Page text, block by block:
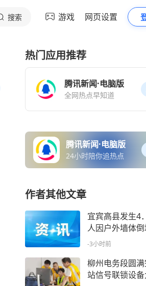
搜索 游戏 网页设置
热门应用推荐
腾讯新闻·电脑版
全网热点早知道
腾讯新闻·电脑版
24小时陪你追热点
作者其他文章
宜宾高县发生4
人因户外墙体
死亡
-3小时前
柳州电务段圆
站信号联锁设